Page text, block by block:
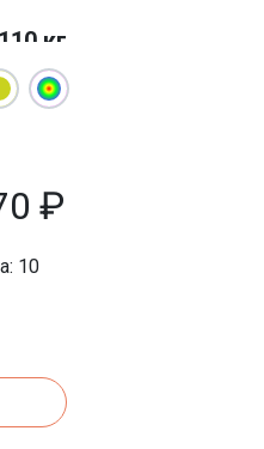
110 кг
мм
мм
₽
10